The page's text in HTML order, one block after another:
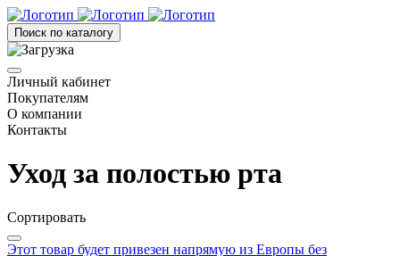
Поиск по каталогу
Личный кабинет
Покупателям
О компании
Контакты
Уход за полостью рта
Сортировать
Этот товар будет привезен напрямую из Европы без